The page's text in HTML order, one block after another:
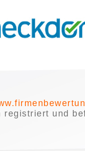
registriert und